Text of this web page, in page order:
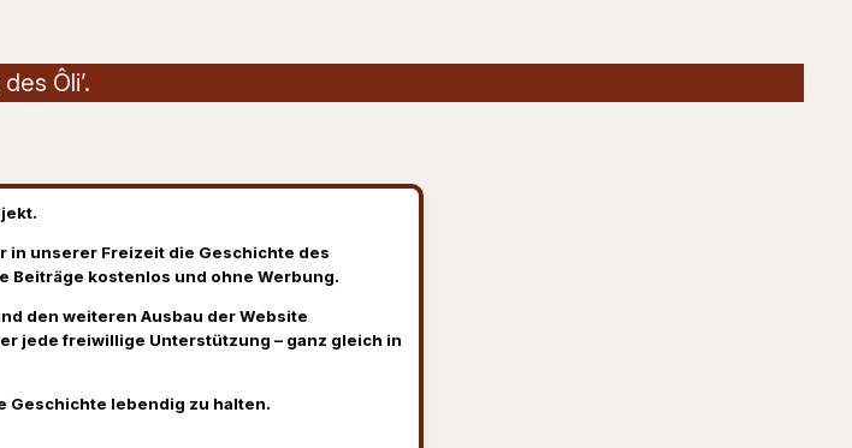
Ôli’.
in unserer Freizeit die Geschichte des
Beiträge kostenlos und ohne Werbung.
den weiteren Ausbau der Website
jede freiwillige Unterstützung – ganz gleich in
Geschichte lebendig zu halten.